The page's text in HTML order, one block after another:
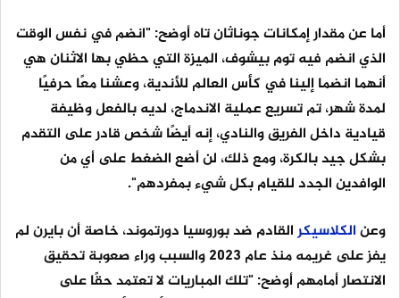
أما عن مقدار إمكانات جوناثان تاه أوضح: "انضم في نفس الوقت
الذي انضم فيه توم بيشوف، الميزة التي حظي بها الاثنان هي
أنهما انضما إلينا في كأس العالم للأندية، وعشنا معًا حرفيًا
لمدة شهر، تم تسريع عملية الاندماج، لديه بالفعل وظيفة
قيادية داخل الفريق والنادي، إنه أيضًا شخص قادر على التقدم
بشكل جيد بالكرة، ومع ذلك، لن أضع الضغط على أي من
الوافدين الجدد للقيام بكل شيء بمفردهم".
وعنالكلاسيكرالقادم ضد بوروسيا دورتموند، خاصة أن بايرن لم
يفز على غريمه منذ عام 2023 والسبب وراء صعوبة تحقيق
الانتصار أمامهم أوضح: "تلك المباريات لا تعتمد حقًا على